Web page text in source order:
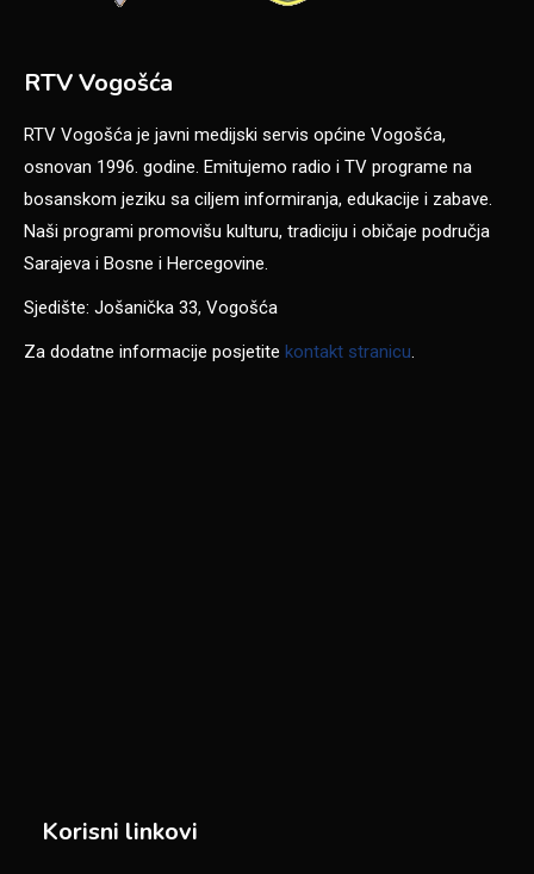
RTV Vogošća
RTV Vogošća je javni medijski servis općine Vogošća,
osnovan 1996. godine. Emitujemo radio i TV programe na
bosanskom jeziku sa ciljem informiranja, edukacije i zabave.
Naši programi promovišu kulturu, tradiciju i običaje područja
Sarajeva i Bosne i Hercegovine.
Sjedište: Jošanička 33, Vogošća
Za dodatne informacije posjetite kontakt stranicu.
Korisni linkovi